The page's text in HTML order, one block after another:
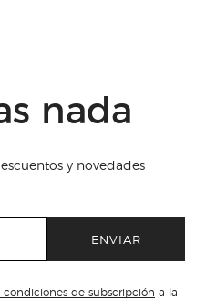
nada
y novedades
ENVIAR
de subscripción a la